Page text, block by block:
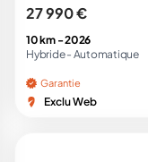
27 990 €
10 km -2026
Hybride - Automatique
Garantie
Exclu Web